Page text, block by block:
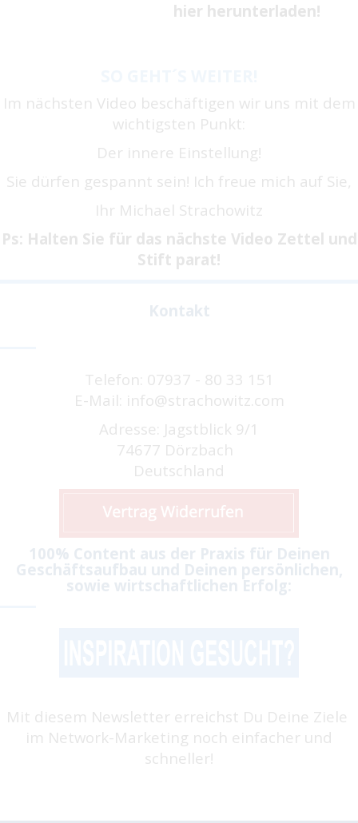
hier herunterladen!
Im nächsten Video beschäftigen wir uns mit dem
wichtigsten Punkt:
Der innere Einstellung!
Sie dürfen gespannt sein! Ich freue mich auf Sie,
Ihr Michael Strachowitz
Ps: Halten Sie für das nächste Video Zettel und
Stift parat!
Kontakt
Telefon: 07937 - 80 33 151
E-Mail: info@strachowitz.com
Adresse: Jagstblick 9/1
74677 Dörzbach
Deutschland
100% Content aus der Praxis für Deinen
Geschäftsaufbau und Deinen persönlichen,
sowie wirtschaftlichen Erfolg:
Mit diesem Newsletter erreichst Du Deine Ziele
im Network-Marketing noch einfacher und
schneller!